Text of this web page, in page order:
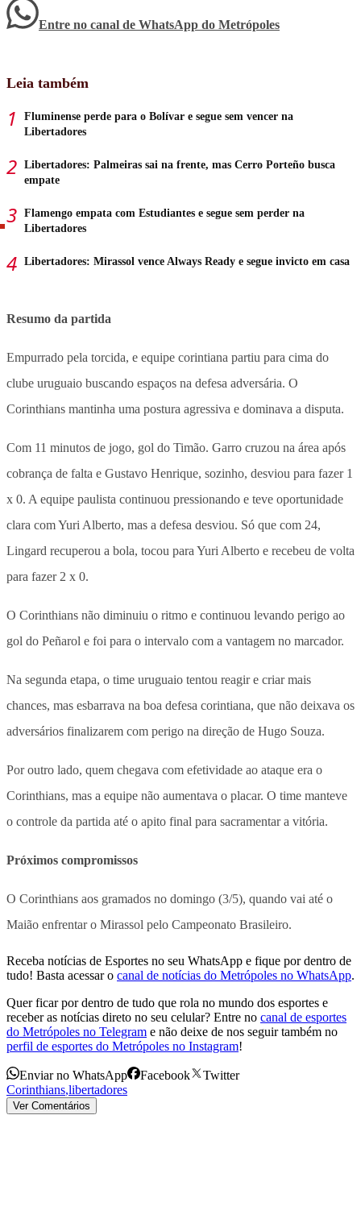
Entre no canal de WhatsApp do Metrópoles
Leia também
Fluminense perde para o Bolívar e segue sem vencer na
Libertadores
Libertadores: Palmeiras sai na frente, mas Cerro Porteño busca
empate
Flamengo empata com Estudiantes e segue sem perder na
Libertadores
Libertadores: Mirassol vence Always Ready e segue invicto em casa
Resumo da partida
Empurrado pela torcida, e equipe corintiana partiu para cima do
clube uruguaio buscando espaços na defesa adversária. O
Corinthians mantinha uma postura agressiva e dominava a disputa.
Com 11 minutos de jogo, gol do Timão. Garro cruzou na área após
cobrança de falta e Gustavo Henrique, sozinho, desviou para fazer 1
x 0. A equipe paulista continuou pressionando e teve oportunidade
clara com Yuri Alberto, mas a defesa desviou. Só que com 24,
Lingard recuperou a bola, tocou para Yuri Alberto e recebeu de volta
para fazer 2 x 0.
O Corinthians não diminuiu o ritmo e continuou levando perigo ao
gol do Peñarol e foi para o intervalo com a vantagem no marcador.
Na segunda etapa, o time uruguaio tentou reagir e criar mais
chances, mas esbarrava na boa defesa corintiana, que não deixava os
adversários finalizarem com perigo na direção de Hugo Souza.
Por outro lado, quem chegava com efetividade ao ataque era o
Corinthians, mas a equipe não aumentava o placar. O time manteve
o controle da partida até o apito final para sacramentar a vitória.
Próximos compromissos
O Corinthians aos gramados no domingo (3/5), quando vai até o
Maião enfrentar o Mirassol pelo Campeonato Brasileiro.
Receba notícias de Esportes no seu WhatsApp e fique por dentro de
tudo! Basta acessar o canal de notícias do Metrópoles no WhatsApp.
Quer ficar por dentro de tudo que rola no mundo dos esportes e
receber as notícias direto no seu celular? Entre no canal de esportes
do Metrópoles no Telegram e não deixe de nos seguir também no
perfil de esportes do Metrópoles no Instagram!
Enviar no WhatsApp Facebook
Twitter
Corinthians,libertadores
Ver Comentários